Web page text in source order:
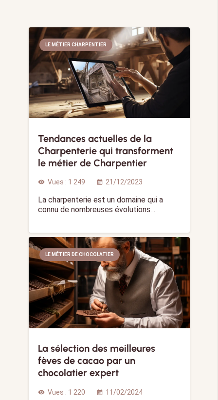
LE MÉTIER CHARPENTIER
Tendances actuelles de la
Charpenterie qui transforment
le métier de Charpentier
visibility Vues : 1 249 calendar_month 21/12/2023
La charpenterie est un domaine qui a
connu de nombreuses évolutions…
LE MÉTIER DE CHOCOLATIER
La sélection des meilleures
fèves de cacao par un
chocolatier expert
visibility Vues : 1 220 calendar_month 11/02/2024